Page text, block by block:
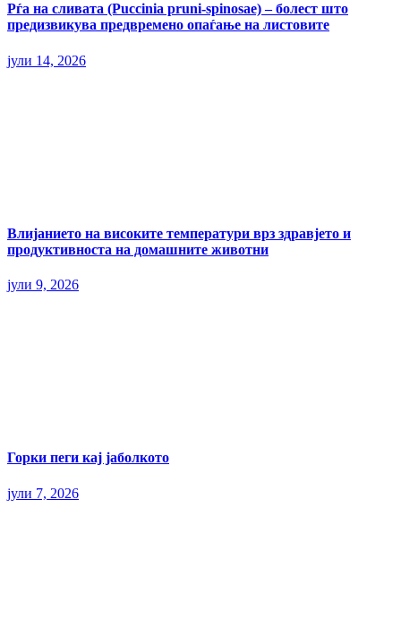
Рѓа на сливата (Puccinia pruni-spinosae) – болест што
предизвикува предвремено опаѓање на листовите
јули 14, 2026
Влијанието на високите температури врз здравјето и
продуктивноста на домашните животни
јули 9, 2026
Горки пеги кај јаболкото
јули 7, 2026